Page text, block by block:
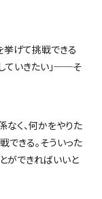
挙げて挑戦できる
いきたい」──そ
なく、何かをやりた
できる。そういった
ができればいいと